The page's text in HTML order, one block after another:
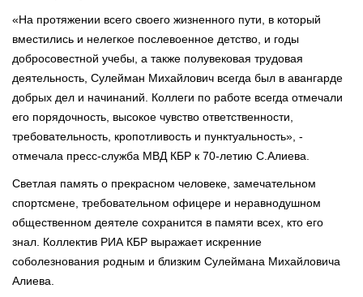
«На протяжении всего своего жизненного пути, в который
вместились и нелегкое послевоенное детство, и годы
добросовестной учебы, а также полувековая трудовая
деятельность, Сулейман Михайлович всегда был в авангарде
добрых дел и начинаний. Коллеги по работе всегда отмечали
его порядочность, высокое чувство ответственности,
требовательность, кропотливость и пунктуальность», -
отмечала пресс-служба МВД КБР к 70-летию С.Алиева.
Светлая память о прекрасном человеке, замечательном
спортсмене, требовательном офицере и неравнодушном
общественном деятеле сохранится в памяти всех, кто его
знал. Коллектив РИА КБР выражает искренние
соболезнования родным и близким Сулеймана Михайловича
Алиева.